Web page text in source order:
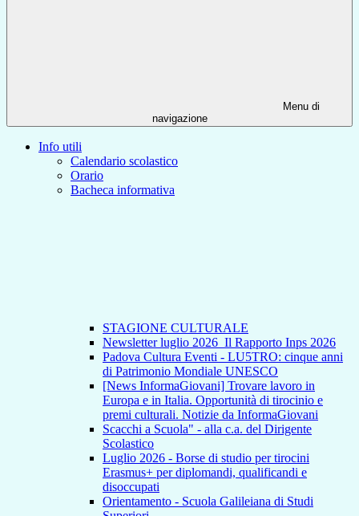
Menu di
navigazione
Info utili
Calendario scolastico
Orario
Bacheca informativa
STAGIONE CULTURALE
Newsletter luglio 2026_Il Rapporto Inps 2026
Padova Cultura Eventi - LU5TRO: cinque anni
di Patrimonio Mondiale UNESCO
[News InformaGiovani] Trovare lavoro in
Europa e in Italia. Opportunità di tirocinio e
premi culturali. Notizie da InformaGiovani
Scacchi a Scuola" - alla c.a. del Dirigente
Scolastico
Luglio 2026 - Borse di studio per tirocini
Erasmus+ per diplomandi, qualificandi e
disoccupati
Orientamento - Scuola Galileiana di Studi